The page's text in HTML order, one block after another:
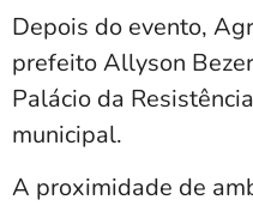
Depois do evento,
prefeito Allyson
Palácio da
municipal.
A proximidade de